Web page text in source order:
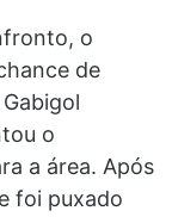
o
de
o
a área. Após
foi puxado